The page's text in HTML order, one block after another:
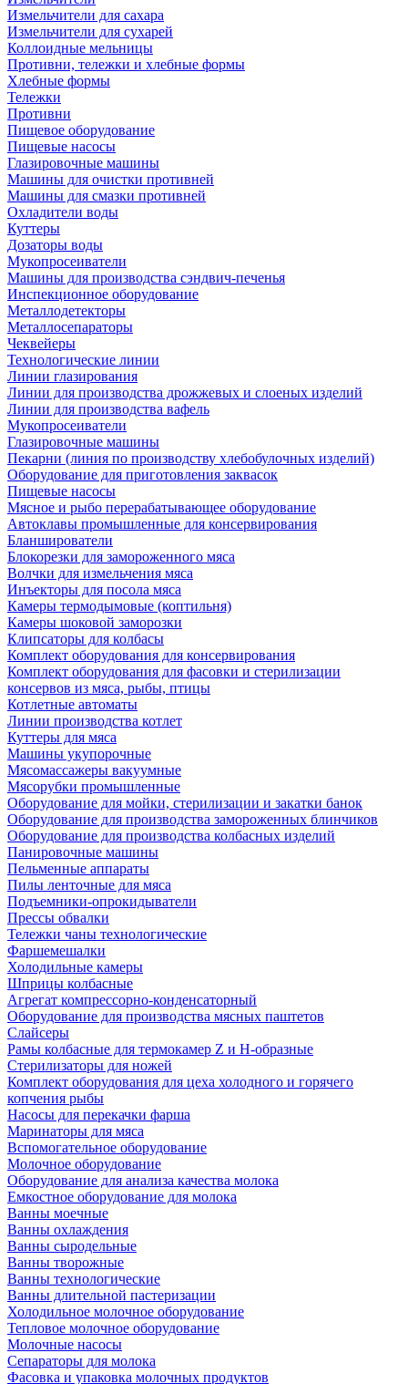
Измельчители для сахара
Измельчители для сухарей
Коллоидные мельницы
Противни, тележки и хлебные формы
Хлебные формы
Тележки
Противни
Пищевое оборудование
Пищевые насосы
Глазировочные машины
Машины для очистки противней
Машины для смазки противней
Охладители воды
Куттеры
Дозаторы воды
Мукопросеиватели
Машины для производства сэндвич-печенья
Инспекционное оборудование
Металлодетекторы
Металлосепараторы
Чеквейеры
Технологические линии
Линии глазирования
Линии для производства дрожжевых и слоеных изделий
Линии для производства вафель
Мукопросеиватели
Глазировочные машины
Пекарни (линия по производству хлебобулочных изделий)
Оборудование для приготовления заквасок
Пищевые насосы
Мясное и рыбо перерабатывающее оборудование
Автоклавы промышленные для консервирования
Бланширователи
Блокорезки для замороженного мяса
Волчки для измельчения мяса
Инъекторы для посола мяса
Камеры термодымовые (коптильня)
Камеры шоковой заморозки
Клипсаторы для колбасы
Комплект оборудования для консервирования
Комплект оборудования для фасовки и стерилизации
консервов из мяса, рыбы, птицы
Котлетные автоматы
Линии производства котлет
Куттеры для мяса
Машины укупорочные
Мясомассажеры вакуумные
Мясорубки промышленные
Оборудование для мойки, стерилизации и закатки банок
Оборудование для производства замороженных блинчиков
Оборудование для производства колбасных изделий
Панировочные машины
Пельменные аппараты
Пилы ленточные для мяса
Подъемники-опрокидыватели
Прессы обвалки
Тележки чаны технологические
Фаршемешалки
Холодильные камеры
Шприцы колбасные
Агрегат компрессорно-конденсаторный
Оборудование для производства мясных паштетов
Слайсеры
Рамы колбасные для термокамер Z и H-образные
Стерилизаторы для ножей
Комплект оборудования для цеха холодного и горячего
копчения рыбы
Насосы для перекачки фарша
Маринаторы для мяса
Вспомогательное оборудование
Молочное оборудование
Оборудование для анализа качества молока
Емкостное оборудование для молока
Ванны моечные
Ванны охлаждения
Ванны сыродельные
Ванны творожные
Ванны технологические
Ванны длительной пастеризации
Холодильное молочное оборудование
Тепловое молочное оборудование
Молочные насосы
Сепараторы для молока
Фасовка и упаковка молочных продуктов